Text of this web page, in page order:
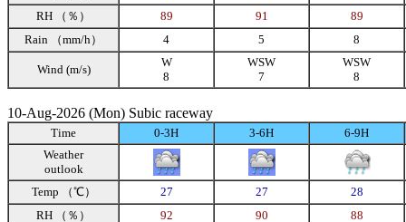
RH （％）
89 91
89
Rain （mm/h）
4 5 8
Wind (m/s)
W
8
WSW
7
WSW
8
10-Aug-2026 (Mon) Subic raceway
Time 0-3H 3-6H
6-9H
Weather
outlook
Temp （℃）
27 27
28
RH （％）
92 90
88